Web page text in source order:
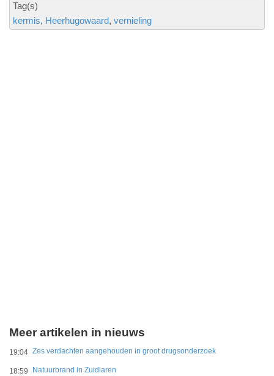
Tag(s)
kermis Heerhugowaard vernieling
Meer artikelen in nieuws
19:04 Zes verdachten aangehouden in groot drugsonderzoek
18:59 Natuurbrand in Zuidlaren